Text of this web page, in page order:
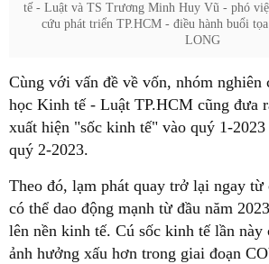
tế - Luật và TS Trương Minh Huy Vũ - phó
cứu phát triển TP.HCM - điều hành buổi
LONG
Cùng với vấn đề về vốn, nhóm nghiên
học Kinh tế - Luật TP.HCM cũng đưa
xuất hiện "sốc kinh tế" vào quý 1-
quý 2-2023.
Theo đó, lạm phát quay trở lại ngay từ
có thể dao động mạnh từ đầu năm
lên nền kinh tế. Cú sốc kinh tế lần này
ảnh hưởng xấu hơn trong giai đoạn